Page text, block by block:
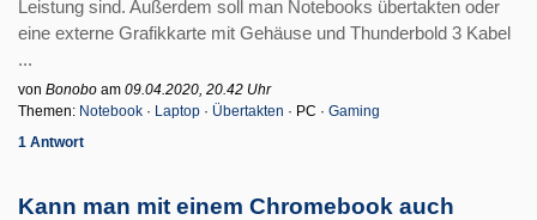
Leistung sind. Außerdem soll man Notebooks übertakten oder
eine externe Grafikkarte mit Gehäuse und Thunderbold 3 Kabel
...
von Bonobo am 09.04.2020, 20.42 Uhr
Themen: Notebook · Laptop · Übertakten · PC · Gaming
1 Antwort
Kann man mit einem Chromebook auch